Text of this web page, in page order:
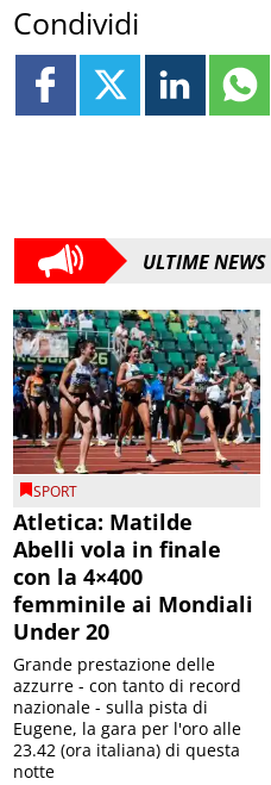
Condividi
ULTIME NEWS
SPORT
Atletica: Matilde
Abelli vola in finale
con la 4×400
femminile ai Mondiali
Under 20
Grande prestazione delle
azzurre - con tanto di record
nazionale - sulla pista di
Eugene, la gara per l'oro alle
23.42 (ora italiana) di questa
notte